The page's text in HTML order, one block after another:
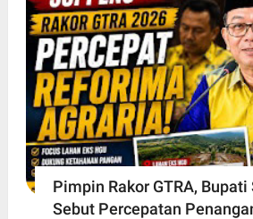
Pimpin Rakor GTRA, Bupati
Sebut Percepatan